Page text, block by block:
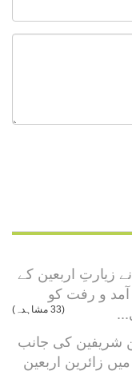
زیارتِ اربعین کے
آمد و رفت کو
(33 مشاہدہ)
شریفین کی جانب
زائرینِ اربعین